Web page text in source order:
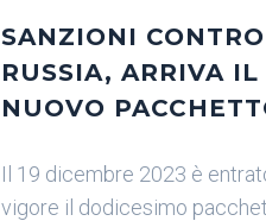
SANZIONI
RUSSIA, ARRIVA IL
NUOVO
Il 19 dicembre 2023 è
vigore il dodicesimo